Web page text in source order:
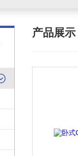
产品展示